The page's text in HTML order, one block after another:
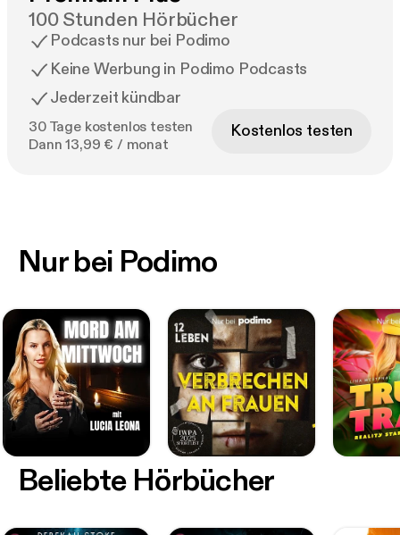
100 Stunden Hörbücher
Podcasts nur bei Podimo
Keine Werbung in Podimo Podcasts
Jederzeit kündbar
30 Tage kostenlos testen
Dann 13,99 € / monat
Kostenlos testen
Nur bei Podimo
Beliebte Hörbücher